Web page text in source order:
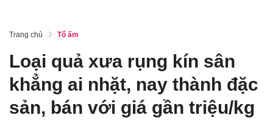
Trang chủ Tổ ấm
Loại quả xưa rụng kín sân
khẳng ai nhặt, nay thành đặc
sản, bán với giá gần triệu/kg